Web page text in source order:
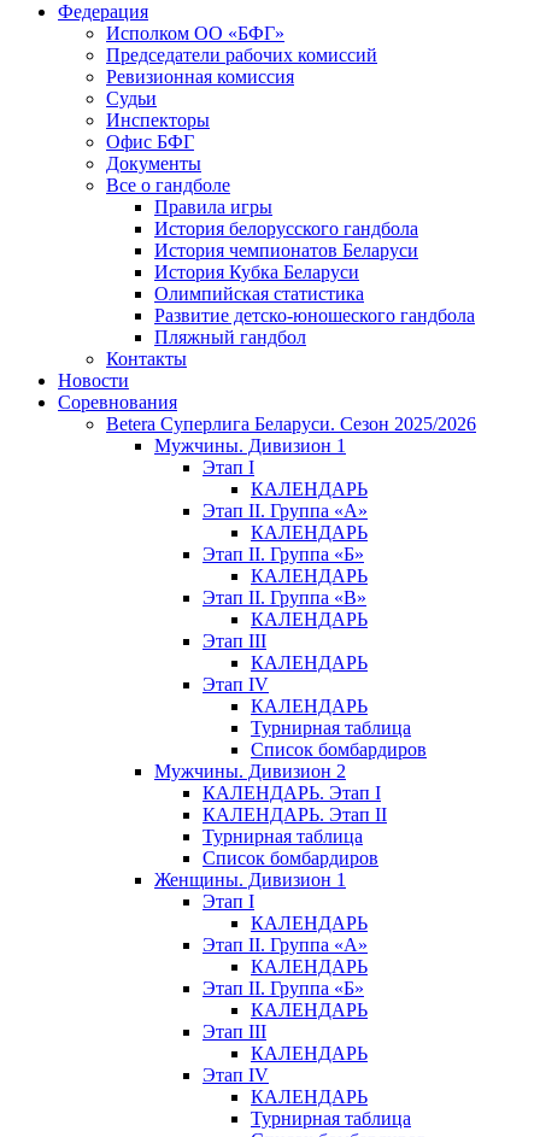
Федерация
Исполком ОО «БФГ»
Председатели рабочих комиссий
Ревизионная комиссия
Судьи
Инспекторы
Офис БФГ
Документы
Все о гандболе
Правила игры
История белорусского гандбола
История чемпионатов Беларуси
История Кубка Беларуси
Олимпийская статистика
Развитие детско-юношеского гандбола
Пляжный гандбол
Контакты
Новости
Соревнования
Betera Суперлига Беларуси. Сезон 2025/2026
Мужчины. Дивизион 1
Этап I
КАЛЕНДАРЬ
Этап II. Группа «А»
КАЛЕНДАРЬ
Этап II. Группа «Б»
КАЛЕНДАРЬ
Этап II. Группа «В»
КАЛЕНДАРЬ
Этап III
КАЛЕНДАРЬ
Этап IV
КАЛЕНДАРЬ
Турнирная таблица
Список бомбардиров
Мужчины. Дивизион 2
КАЛЕНДАРЬ. Этап I
КАЛЕНДАРЬ. Этап II
Турнирная таблица
Список бомбардиров
Женщины. Дивизион 1
Этап I
КАЛЕНДАРЬ
Этап II. Группа «А»
КАЛЕНДАРЬ
Этап II. Группа «Б»
КАЛЕНДАРЬ
Этап III
КАЛЕНДАРЬ
Этап IV
КАЛЕНДАРЬ
Турнирная таблица